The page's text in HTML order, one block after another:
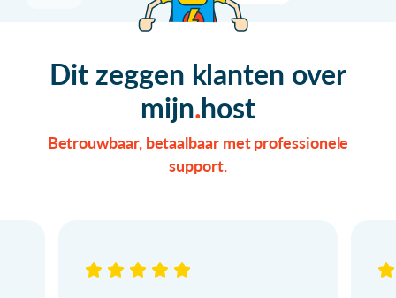
Dit zeggen klanten over
mijn host
Betrouwbaar, betaalbaar met professionele
support.